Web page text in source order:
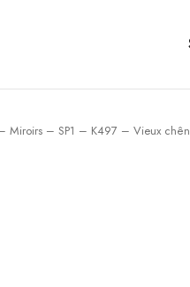
Miroirs – SP1 – K497 – Vieux